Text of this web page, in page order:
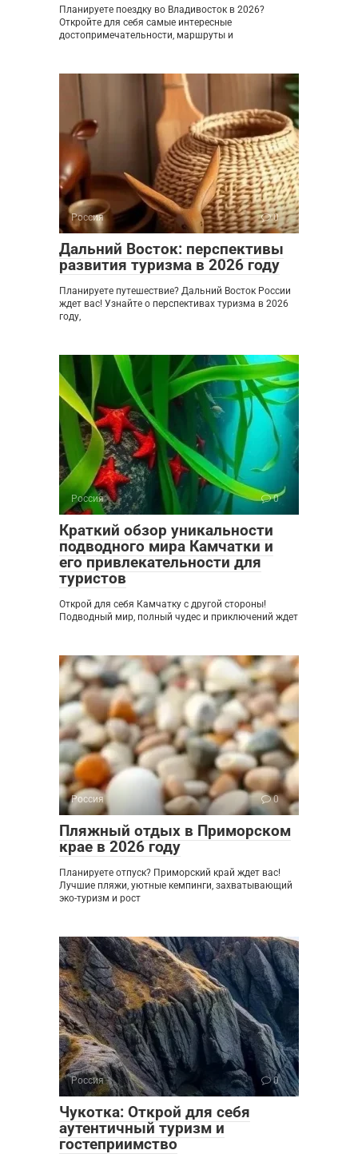
Планируете поездку во Владивосток в 2026?
Откройте для себя самые интересные
достопримечательности, маршруты и
Россия 0
Дальний Восток: перспективы
развития туризма в 2026 году
Планируете путешествие? Дальний Восток России
ждет вас! Узнайте о перспективах туризма в 2026
году,
Россия 0
Краткий обзор уникальности
подводного мира Камчатки и
его привлекательности для
туристов
Открой для себя Камчатку с другой стороны!
Подводный мир, полный чудес и приключений ждет
Россия 0
Пляжный отдых в Приморском
крае в 2026 году
Планируете отпуск? Приморский край ждет вас!
Лучшие пляжи, уютные кемпинги, захватывающий
эко-туризм и рост
Россия 0
Чукотка: Открой для себя
аутентичный туризм и
гостеприимство